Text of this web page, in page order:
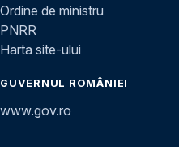
Ordine de ministru
PNRR
Harta site-ului
GUVERNUL ROMÂNIEI
www.gov.ro